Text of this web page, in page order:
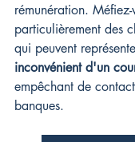
rémunération. Méfiez-
particulièrement des
qui peuvent
inconvénient d'un
empêchant de
banques.